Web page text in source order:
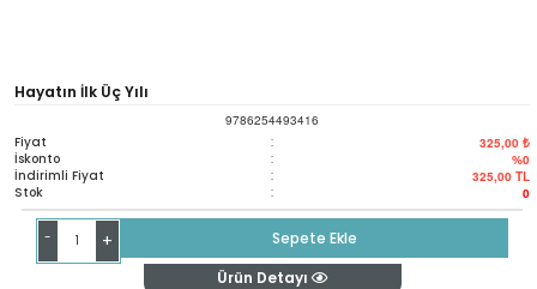
Hayatın İlk Üç Yılı
9786254493416
Fiyat : 325,00 ₺
İskonto : %0
İndirimli Fiyat : 325,00 TL
Stok : 0
- +
Sepete Ekle
Ürün Detayı